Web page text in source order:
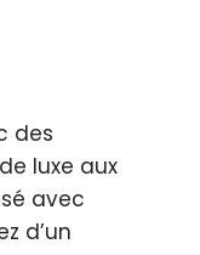
des
luxe aux
avec
d’un